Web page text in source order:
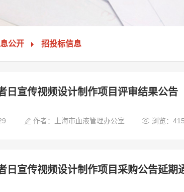
公开 招投标信息
日宣传视频设计制作项目评审结果公告
 作者：上海市血液管理办公室  浏览：
日宣传视频设计制作项目采购公告延期